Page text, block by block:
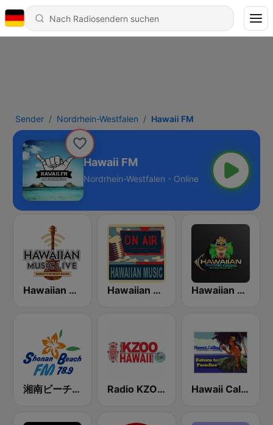
Sender Nordrhein-Westfalen Hawaii FM
Hawaii FM
Nordrhein-Westfalen - Online
Hawaiian Music Live Hawaiian Rainbow Hawaiian Pacific Radio
湘南ビーチFM (Shonan Beach FM) Radio KZOO Hawaii Hawaii Calling